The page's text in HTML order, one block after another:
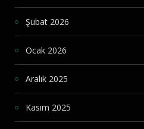
Şubat 2026
Ocak 2026
Aralık 2025
Kasım 2025